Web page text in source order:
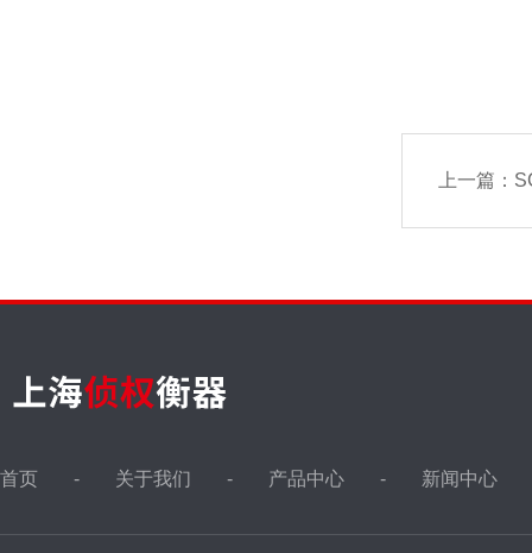
上一篇：
首页 关于我们 产品中心 新闻中心